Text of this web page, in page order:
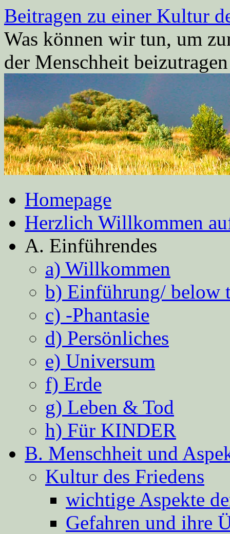
Zum
Inhalt
springen
Beitragen zu einer Kultur
Was können wir tun, um
der Menschheit
Homepage
Herzlich Willkommen
A. Einführendes
a) Willkommen
b) Einführung/ below
c) -Phantasie
d) Persönliches
e) Universum
f) Erde
g) Leben & Tod
h) Für KINDER
B. Menschheit und
Kultur des Friedens
wichtige Aspekte
Gefahren und ihre